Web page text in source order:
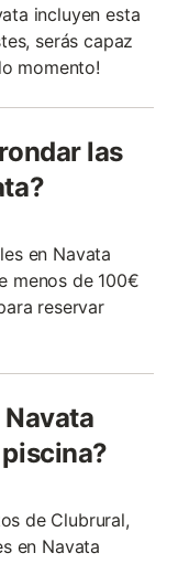
incluyen esta
serás capaz
momento!
las
en Navata
menos de 100€
reservar
de Clubrural,
en Navata